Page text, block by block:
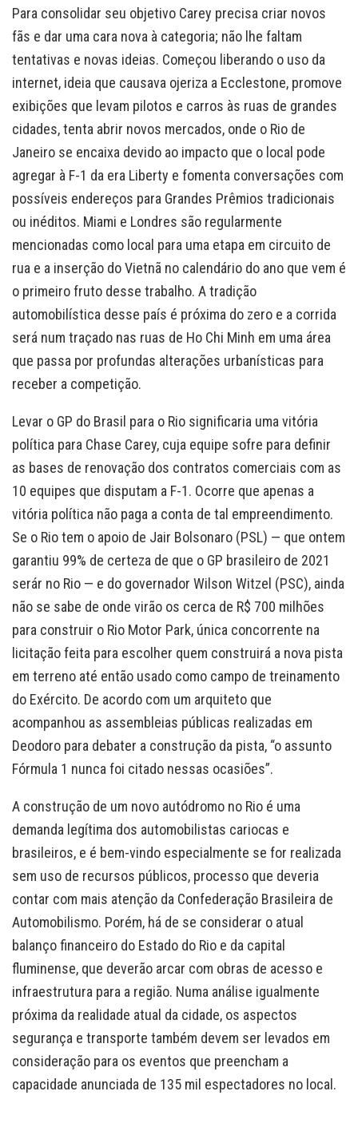
Para consolidar seu objetivo Carey precisa criar novos
fãs e dar uma cara nova à categoria; não lhe faltam
tentativas e novas ideias. Começou liberando o uso da
internet, ideia que causava ojeriza a Ecclestone, promove
exibições que levam pilotos e carros às ruas de grandes
cidades, tenta abrir novos mercados, onde o Rio de
Janeiro se encaixa devido ao impacto que o local pode
agregar à F-1 da era Liberty e fomenta conversações com
possíveis endereços para Grandes Prêmios tradicionais
ou inéditos. Miami e Londres são regularmente
mencionadas como local para uma etapa em circuito de
rua e a inserção do Vietnã no calendário do ano que vem é
o primeiro fruto desse trabalho. A tradição
automobilística desse país é próxima do zero e a corrida
será num traçado nas ruas de Ho Chi Minh em uma área
que passa por profundas alterações urbanísticas para
receber a competição.
Levar o GP do Brasil para o Rio significaria uma vitória
política para Chase Carey, cuja equipe sofre para definir
as bases de renovação dos contratos comerciais com as
10 equipes que disputam a F-1. Ocorre que apenas a
vitória política não paga a conta de tal empreendimento.
Se o Rio tem o apoio de Jair Bolsonaro (PSL) — que ontem
garantiu 99% de certeza de que o GP brasileiro de 2021
serár no Rio — e do governador Wilson Witzel (PSC), ainda
não se sabe de onde virão os cerca de R$ 700 milhões
para construir o Rio Motor Park, única concorrente na
licitação feita para escolher quem construirá a nova pista
em terreno até então usado como campo de treinamento
do Exército. De acordo com um arquiteto que
acompanhou as assembleias públicas realizadas em
Deodoro para debater a construção da pista, “o assunto
Fórmula 1 nunca foi citado nessas ocasiões”.
A construção de um novo autódromo no Rio é uma
demanda legítima dos automobilistas cariocas e
brasileiros, e é bem-vindo especialmente se for realizada
sem uso de recursos públicos, processo que deveria
contar com mais atenção da Confederação Brasileira de
Automobilismo. Porém, há de se considerar o atual
balanço financeiro do Estado do Rio e da capital
fluminense, que deverão arcar com obras de acesso e
infraestrutura para a região. Numa análise igualmente
próxima da realidade atual da cidade, os aspectos
segurança e transporte também devem ser levados em
consideração para os eventos que preencham a
capacidade anunciada de 135 mil espectadores no local.